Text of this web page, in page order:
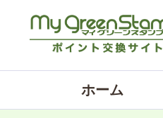
ホーム